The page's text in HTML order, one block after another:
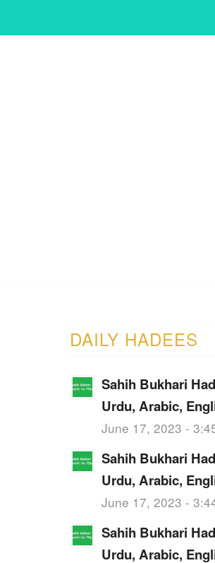
DAILY HADEES
Sahih Bukhari
Urdu, Arabic,
June 17, 2023 -
Sahih Bukhari
Urdu, Arabic,
June 17, 2023 -
Sahih Bukhari
Urdu, Arabic,